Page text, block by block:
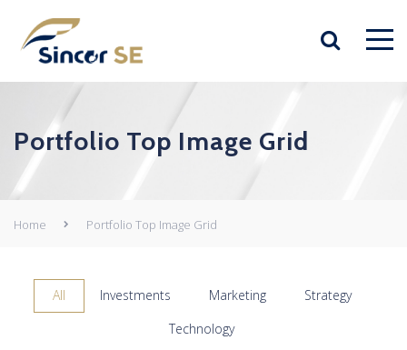
Portfolio Top Image Grid
Home Portfolio Top Image Grid
All Investments Marketing
Strategy
Technology